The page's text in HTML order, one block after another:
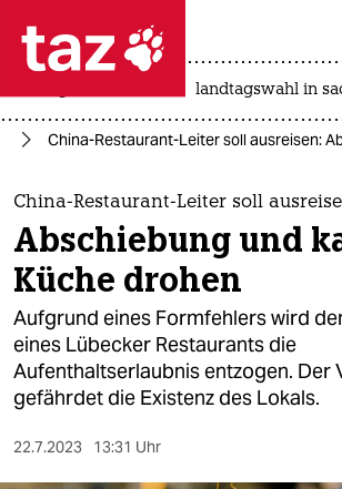
 taz zahl ich
taz zahl ich
themen
politik
öko
gesellschaft
kultur
sport
landtagswahl in
China-Restaurant-Leiter soll ausreisen:
China-Restaurant-Leiter soll
Abschiebung und
Küche drohen
Aufgrund eines Formfehlers wird
eines Lübecker Restaurants die
Aufenthaltserlaubnis entzogen. Der
gefährdet die Existenz des Lokals.
22.7.2023 13:31 Uhr